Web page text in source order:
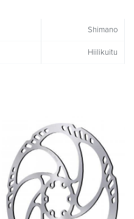
Shimano
Hiilikuitu